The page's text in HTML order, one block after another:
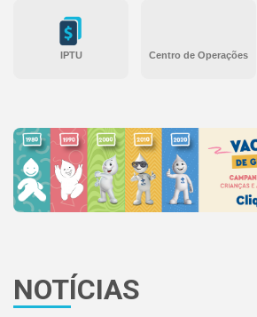
IPTU Centro de Operações
NOTÍCIAS